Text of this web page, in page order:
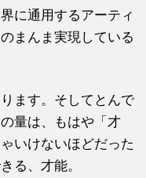
に通用するアーティ
まんま実現している
ます。そしてとんで
量は、もはや「才
いけないほどだった
る、才能。